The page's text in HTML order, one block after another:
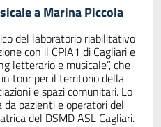
a Marina Piccola
del laboratorio riabilitativo
con il CPIA1 di Cagliari e
letterario e musicale”, che
tour per il territorio della
e spazi comunitari. Lo
pazienti e operatori del
del DSMD ASL Cagliari.